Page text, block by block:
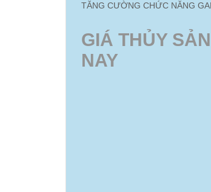
TĂNG CƯỜNG CHỨC NĂNG
GIÁ THỦY
NAY